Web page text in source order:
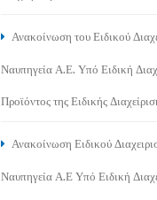
Ανακοίνωση του Ειδικού
Ναυπηγεία Α.Ε. Υπό Ειδική
Προϊόντος της Ειδικής
Ανακοίνωση Ειδικού
Ναυπηγεία Α.Ε Υπό Ειδική